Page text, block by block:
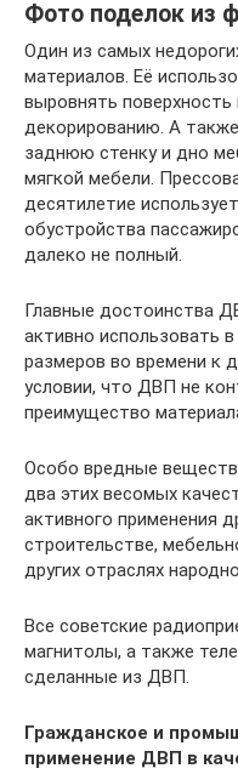
Фото поделок из
Один из самых
материалов. Её
выровнять поверхность
декорированию. А
заднюю стенку и дно
мягкой мебели.
десятилетие
обустройства
далеко не полный.
Главные достоинства
активно использовать
размеров во времени к
условии, что ДВП не
преимущество
Особо вредные
два этих весомых
активного применения
строительстве,
других отраслях
Все советские
магнитолы, а также
сделанные из ДВП.
Гражданское и
применение ДВП в